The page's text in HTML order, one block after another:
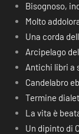
Bisognoso,
Molto
Una corda
Arcipelago
Antichi libri a
Candelabro
Termine
La vita è
Un dipinto di